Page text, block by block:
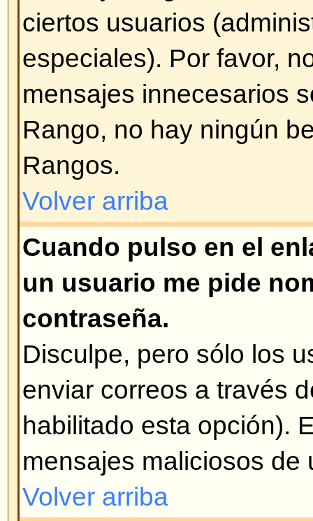
administrador.
Volver arriba
¿Cómo modifico o borro una
Al igual que con los mensajes,
borrar una encuesta generada
administrador o moderador).
encuesta, pulse en el primer
siempre es el que tiene la
han realizado votaciones, se
opciones o borrarlas. Sin
sólo los administradores y
modificar la encuesta. Esto es
falsificación de resultados de
de la edición de la misma a
¿Por qué no puedo acceder a
Algunos foros están limitados a
grupos de usuarios. Para